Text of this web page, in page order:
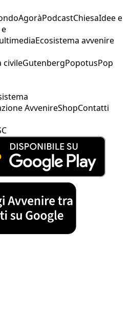
AgoràPodcastChiesaIdee e
Ecosistema avvenire
civileGutenbergPopotusPop
AvvenireShopContatti